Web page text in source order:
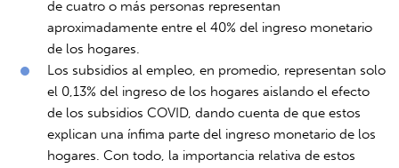
de cuatro o más personas representan
aproximadamente entre el 40% del ingreso monetario
de los hogares.
Los subsidios al empleo, en promedio, representan solo
el 0,13% del ingreso de los hogares aislando el efecto
de los subsidios COVID, dando cuenta de que estos
explican una ínfima parte del ingreso monetario de los
hogares. Con todo, la importancia relativa de estos